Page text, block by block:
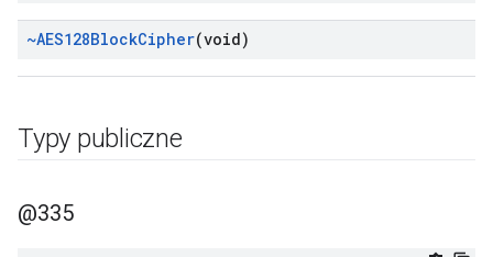
~AES128BlockCipher(void)
Typy publiczne
@335